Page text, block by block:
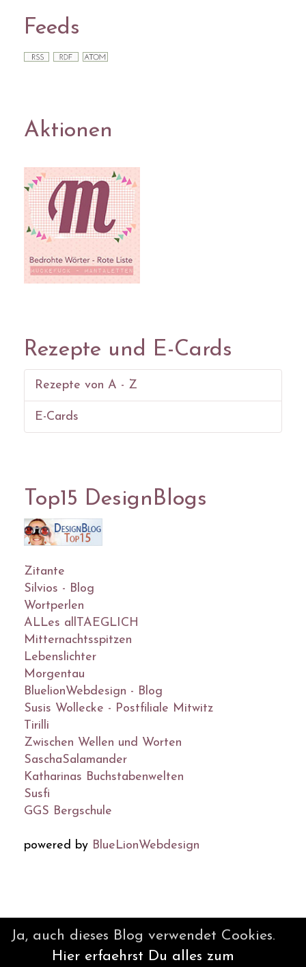
Feeds
Aktionen
Rezepte und E-Cards
Rezepte von A - Z
E-Cards
Top15 DesignBlogs
Zitante
Silvios - Blog
Wortperlen
ALLes allTAEGLICH
Mitternachtsspitzen
Lebenslichter
Morgentau
BluelionWebdesign - Blog
Susis Wollecke - Postfiliale Mitwitz
Tirilli
Zwischen Wellen und Worten
SaschaSalamander
Katharinas Buchstabenwelten
Susfi
GGS Bergschule
powered by BlueLionWebdesign
BlueLionWebdesign.de
Ja, auch dieses Blog verwendet Cookies.
Hier erfaehrst Du alles zum